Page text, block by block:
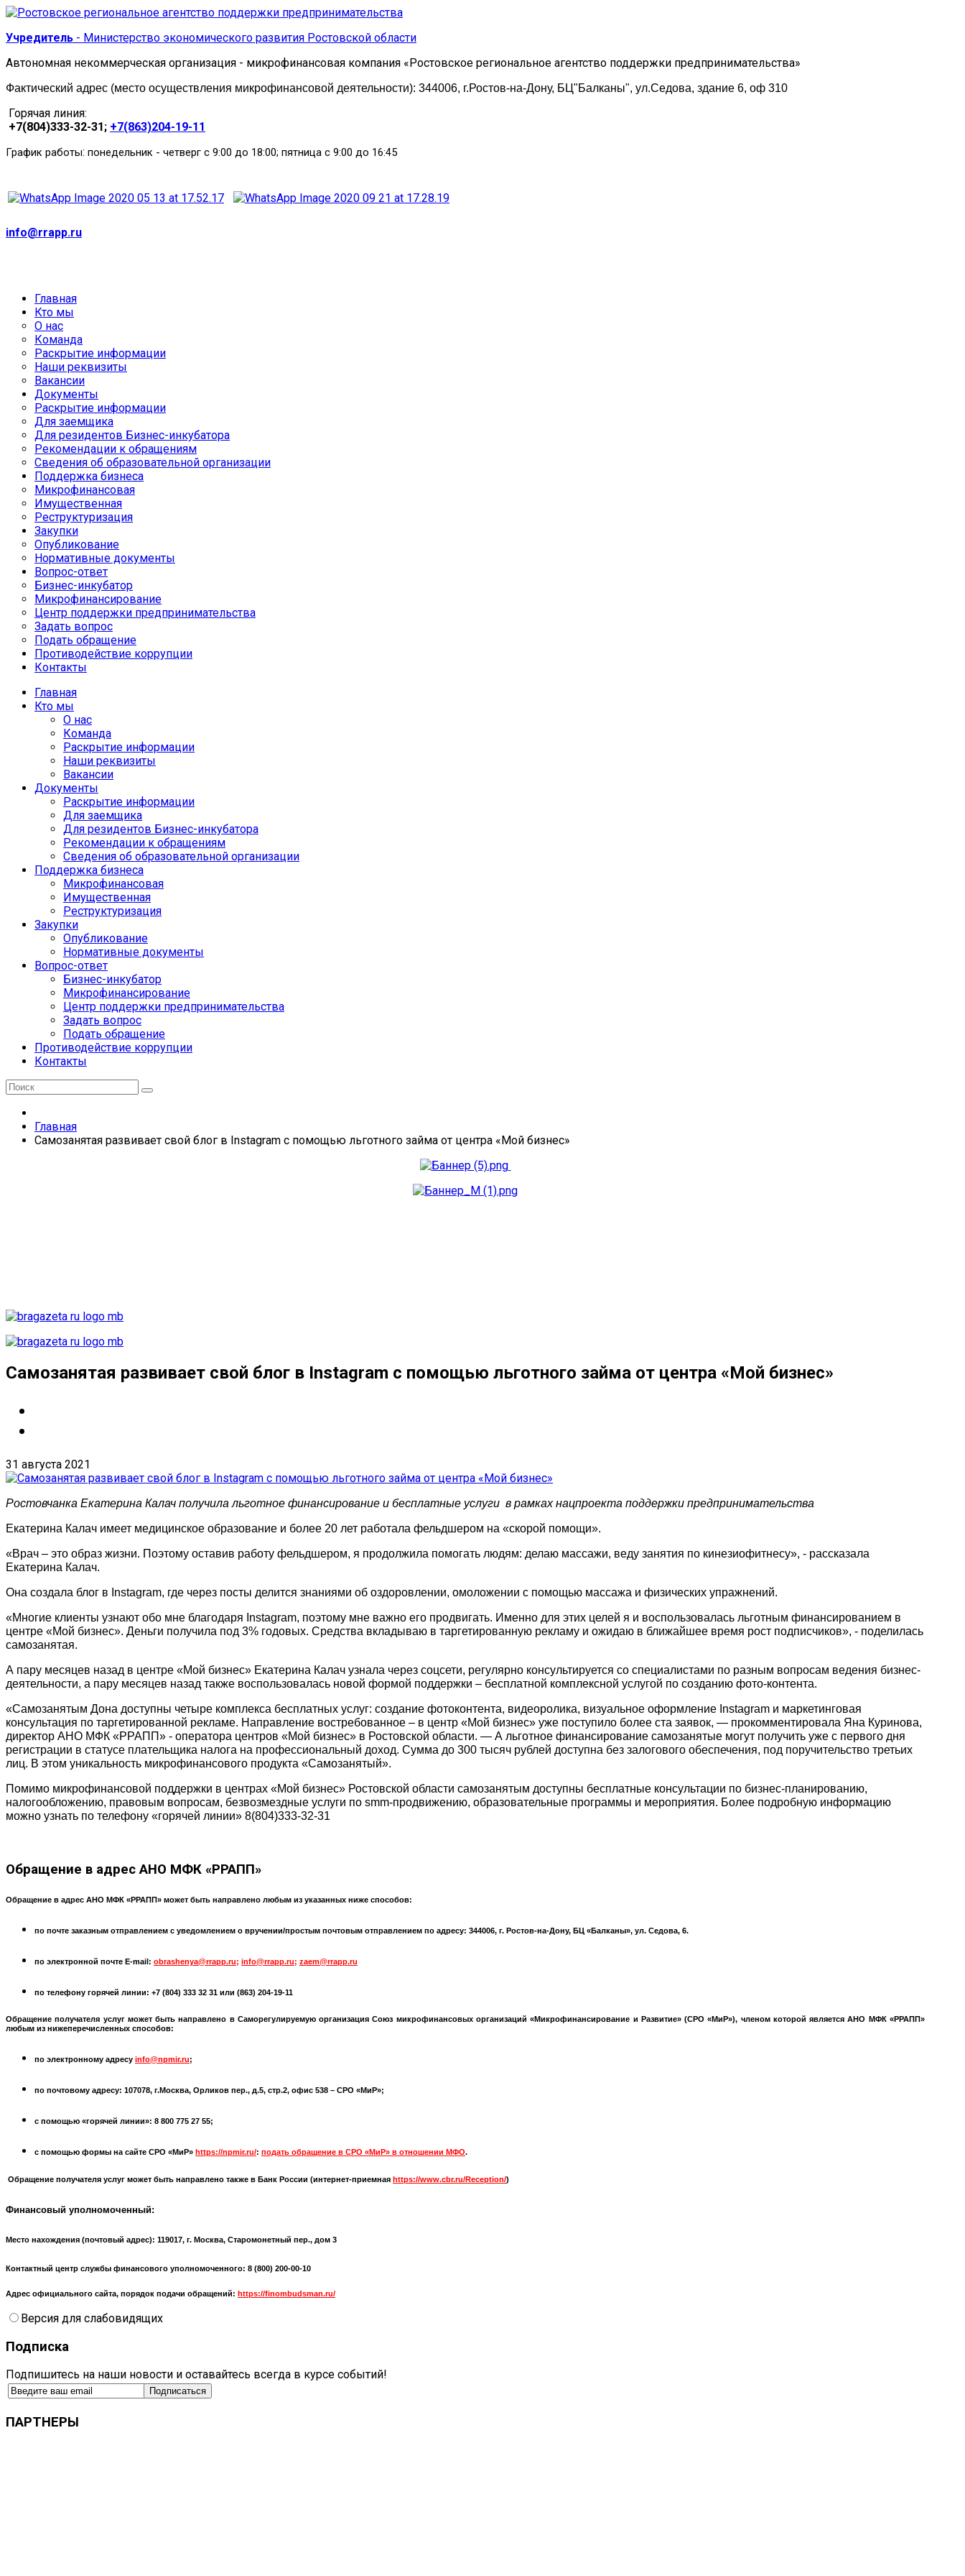
Учредитель - Министерство экономического развития Ростовской области
Автономная некоммерческая организация - микрофинансовая компания «Ростовское региональное агентство поддержки предпринимательства»
Фактический адрес (место осуществления микрофинансовой деятельности): 344006, г.Ростов-на-Дону, БЦ"Балканы", ул.Седова, здание 6, оф 310
Горячая линия:
+7(804)333-32-31; +7(863)204-19-11
График работы: понедельник - четверг с 9:00 до 18:00; пятница с 9:00 до 16:45
info@rrapp.ru
Главная
Кто мы
О нас
Команда
Раскрытие информации
Наши реквизиты
Вакансии
Документы
Раскрытие информации
Для заемщика
Для резидентов Бизнес-инкубатора
Рекомендации к обращениям
Сведения об образовательной организации
Поддержка бизнеса
Микрофинансовая
Имущественная
Реструктуризация
Закупки
Опубликование
Нормативные документы
Вопрос-ответ
Бизнес-инкубатор
Микрофинансирование
Центр поддержки предпринимательства
Задать вопрос
Подать обращение
Противодействие коррупции
Контакты
Главная
Кто мы
О нас
Команда
Раскрытие информации
Наши реквизиты
Вакансии
Документы
Раскрытие информации
Для заемщика
Для резидентов Бизнес-инкубатора
Рекомендации к обращениям
Сведения об образовательной организации
Поддержка бизнеса
Микрофинансовая
Имущественная
Реструктуризация
Закупки
Опубликование
Нормативные документы
Вопрос-ответ
Бизнес-инкубатор
Микрофинансирование
Центр поддержки предпринимательства
Задать вопрос
Подать обращение
Противодействие коррупции
Контакты
Главная
Самозанятая развивает свой блог в Instagram с помощью льготного займа от центра «Мой бизнес»
Самозанятая развивает свой блог в Instagram с помощью льготного займа от центра «Мой бизнес»
31 августа 2021
Ростовчанка Екатерина Калач получила льготное финансирование и бесплатные услуги в рамках нацпроекта поддержки предпринимательства
Екатерина Калач имеет медицинское образование и более 20 лет работала фельдшером на «скорой помощи».
«Врач – это образ жизни. Поэтому оставив работу фельдшером, я продолжила помогать людям: делаю массажи, веду занятия по кинезиофитнесу», - рассказала
Екатерина Калач.
Она создала блог в Instagram, где через посты делится знаниями об оздоровлении, омоложении с помощью массажа и физических упражнений.
«Многие клиенты узнают обо мне благодаря Instagram, поэтому мне важно его продвигать. Именно для этих целей я и воспользовалась льготным финансированием в
центре «Мой бизнес». Деньги получила под 3% годовых. Средства вкладываю в таргетированную рекламу и ожидаю в ближайшее время рост подписчиков», - поделилась
самозанятая.
А пару месяцев назад в центре «Мой бизнес» Екатерина Калач узнала через соцсети, регулярно консультируется со специалистами по разным вопросам ведения бизнес-
деятельности, а пару месяцев назад также воспользовалась новой формой поддержки – бесплатной комплексной услугой по созданию фото-контента.
«Самозанятым Дона доступны четыре комплекса бесплатных услуг: создание фотоконтента, видеоролика, визуальное оформление Instagram и маркетинговая
консультация по таргетированной рекламе. Направление востребованное – в центр «Мой бизнес» уже поступило более ста заявок, — прокомментировала Яна Куринова,
директор АНО МФК «РРАПП» - оператора центров «Мой бизнес» в Ростовской области. — А льготное финансирование самозанятые могут получить уже с первого дня
регистрации в статусе плательщика налога на профессиональный доход. Сумма до 300 тысяч рублей доступна без залогового обеспечения, под поручительство третьих
лиц. В этом уникальность микрофинансового продукта «Самозанятый».
Помимо микрофинансовой поддержки в центрах «Мой бизнес» Ростовской области самозанятым доступны бесплатные консультации по бизнес-планированию,
налогообложению, правовым вопросам, безвозмездные услуги по smm-продвижению, образовательные программы и мероприятия. Более подробную информацию
можно узнать по телефону «горячей линии» 8(804)333-32-31
Обращение в адрес АНО МФК «РРАПП»
Обращение в адрес АНО МФК «РРАПП» может быть направлено любым из указанных ниже способов:
по почте заказным отправлением с уведомлением о вручении/простым почтовым отправлением по адресу: 344006, г. Ростов-на-Дону, БЦ «Балканы», ул. Седова, 6.
по электронной почте E-mail: obrashenya@rrapp.ru; info@rrapp.ru; zaem@rrapp.ru
по телефону горячей линии: +7 (804) 333 32 31 или (863) 204-19-11
Обращение получателя услуг может быть направлено в Саморегулируемую организация Союз микрофинансовых организаций «Микрофинансирование и Развитие» (СРО «МиР»), членом которой является АНО МФК «РРАПП»
любым из нижеперечисленных способов:
по электронному адресу info@npmir.ru;
по почтовому адресу: 107078, г.Москва, Орликов пер., д.5, стр.2, офис 538 – СРО «МиР»;
с помощью «горячей линии»: 8 800 775 27 55;
с помощью формы на сайте СРО «МиР» https://npmir.ru/: подать обращение в СРО «МиР» в отношении МФО.
Обращение получателя услуг может быть направлено также в Банк России (интернет-приемная https://www.cbr.ru/Reception/)
Финансовый уполномоченный:
Место нахождения (почтовый адрес): 119017, г. Москва, Старомонетный пер., дом 3
Контактный центр службы финансового уполномоченного: 8 (800) 200-00-10
Адрес официального сайта, порядок подачи обращений: https://finombudsman.ru/
Версия для слабовидящих
Подписка
Подпишитесь на наши новости и оставайтесь всегда в курсе событий!
ПАРТНЕРЫ